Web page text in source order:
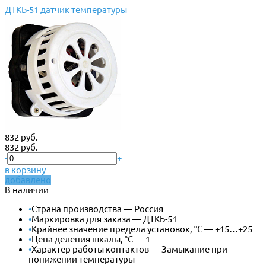
ДТКБ-51 датчик температуры
832 руб.
832 руб.
-
+
в корзину
добавлено
В наличии
•Страна производства — Россия
•Маркировка для заказа — ДТКБ-51
•Крайнее значение предела установок, °С — +15…+25
•Цена деления шкалы, °С — 1
•Характер работы контактов — Замыкание при
понижении температуры